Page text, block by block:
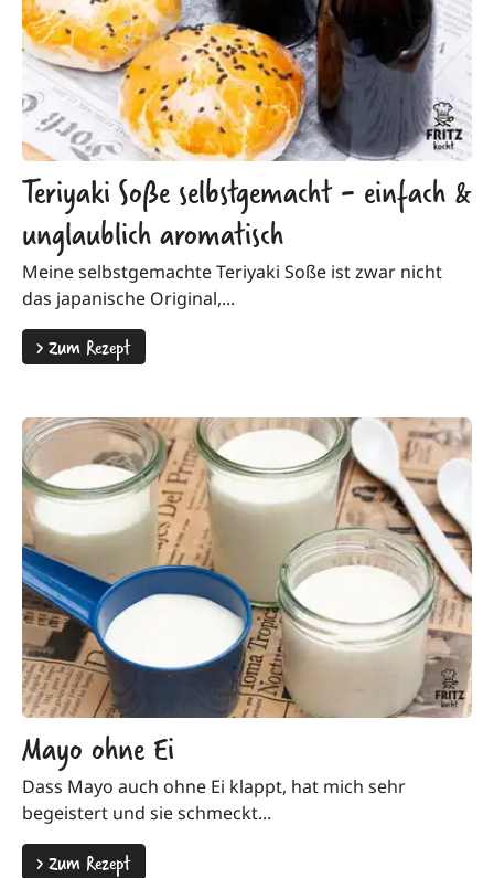
Teriyaki Soße selbstgemacht - einfach &
unglaublich aromatisch
Meine selbstgemachte Teriyaki Soße ist zwar nicht
das japanische Original,...
>Zum Rezept
Mayo ohne Ei
Dass Mayo auch ohne Ei klappt, hat mich sehr
begeistert und sie schmeckt...
>Zum Rezept